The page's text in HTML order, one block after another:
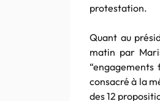
protestation.
Quant au
matin par
consacré à la
des 12